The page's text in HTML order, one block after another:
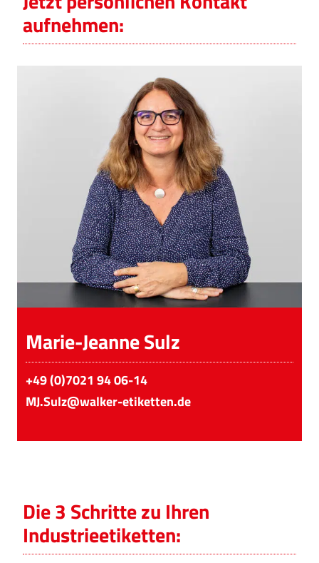
Technologie, Stuttgart
aufnehmen:
Marie-Jeanne Sulz
+49 (0)7021 94 06-14
MJ.Sulz@walker-etiketten.de
Die 3 Schritte zu Ihren
Industrieetiketten: